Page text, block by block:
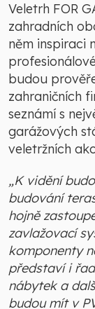
Veletrh FOR
zahradních
něm inspiraci
budou
zahraničních
seznámí s
garážových
veletržních
„K vidění
budování
hojně
zavlažovací
komponenty
představí i
nábytek a
budou mít v